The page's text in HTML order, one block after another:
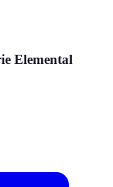
Elemental